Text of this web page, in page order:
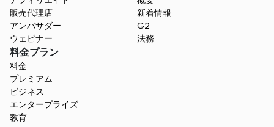
販売代理店
アンバサダー
ウェビナー
新着情報
G2
法務
料金プラン
料金
プレミアム
ビジネス
エンタープライズ
教育